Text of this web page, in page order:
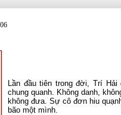
Lần đầu tiên trong đời, Trí
chung quanh. Không danh,
không đưa. Sự cô đơn hiu
bão một mình.